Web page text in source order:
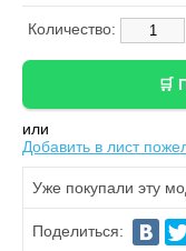
Количество:
или
Добавить в лист
Уже покупали эту
Поделиться: